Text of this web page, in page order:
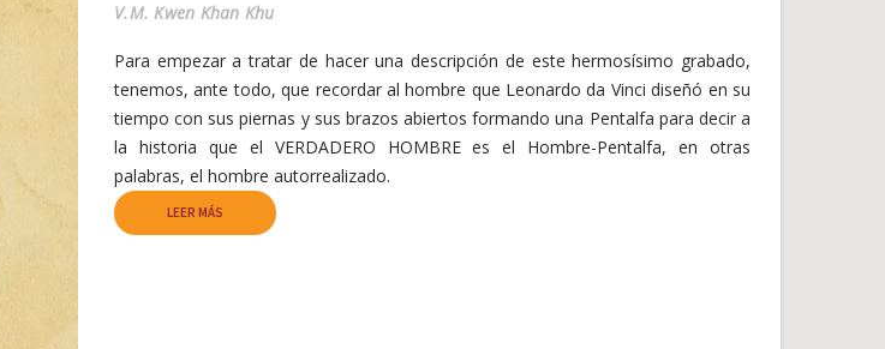
V.M. Kwen Khan Khu
Para empezar a tratar de hacer una descripción de este hermosísimo grabado,
tenemos, ante todo, que recordar al hombre que Leonardo da Vinci diseñó en su
tiempo con sus piernas y sus brazos abiertos formando una Pentalfa para decir a
la historia que el VERDADERO HOMBRE es el Hombre-Pentalfa, en otras
palabras, el hombre autorrealizado.
LEER MÁS